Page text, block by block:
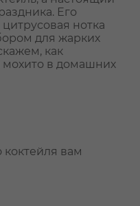
Его
нотка
для жарких
как
мохито в домашних
вам